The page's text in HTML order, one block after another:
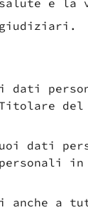
e la
dati
del
dati
anche